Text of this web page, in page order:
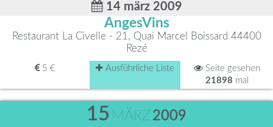
14 märz 2009
AngesVins
Restaurant La Civelle - 21, Quai Marcel Boissard 44400
Rezé
5 € Ausführliche Liste
Seite gesehen
21898 mal
15 MÄRZ 2009